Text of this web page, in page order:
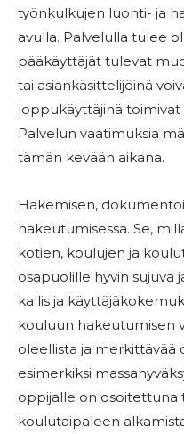
työnkulkujen luonti- ja
avulla. Palvelulla tulee
pääkäyttäjät tulevat
tai asiankäsittelijöinä
loppukäyttäjinä toimivat
Palvelun vaatimuksia
tämän kevään aikana.
Hakemisen,
hakeutumisessa. Se,
kotien, koulujen ja
osapuolille hyvin sujuva
kallis ja
kouluun hakeutumisen
oleellista ja
esimerkiksi
oppijalle on osoitettuna
koulutaipaleen